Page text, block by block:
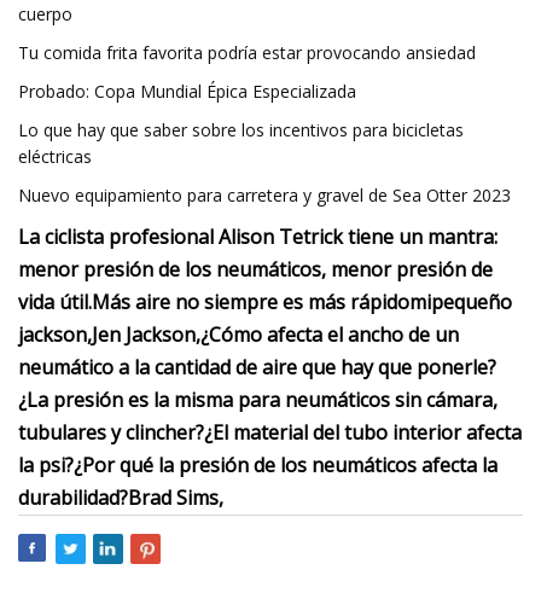
cuerpo
Tu comida frita favorita podría estar provocando ansiedad
Probado: Copa Mundial Épica Especializada
Lo que hay que saber sobre los incentivos para bicicletas
eléctricas
Nuevo equipamiento para carretera y gravel de Sea Otter 2023
La ciclista profesional Alison Tetrick tiene un mantra:
menor presión de los neumáticos, menor presión de
vida útil.Más aire no siempre es más rápidomipequeño
jackson,Jen Jackson,¿Cómo afecta el ancho de un
neumático a la cantidad de aire que hay que ponerle?
¿La presión es la misma para neumáticos sin cámara,
tubulares y clincher?¿El material del tubo interior afecta
la psi?¿Por qué la presión de los neumáticos afecta la
durabilidad?Brad Sims,